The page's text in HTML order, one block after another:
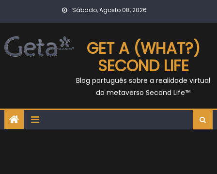
Sábado, Agosto 08, 2026
GET A (WHAT?)
SECOND LIFE
Blog português sobre a realidade virtual
do metaverso Second Life™